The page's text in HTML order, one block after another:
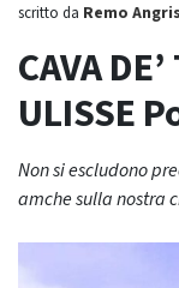
scritto da Remo
CAVA
ULISSE
Non si escludono
amche sulla nostra